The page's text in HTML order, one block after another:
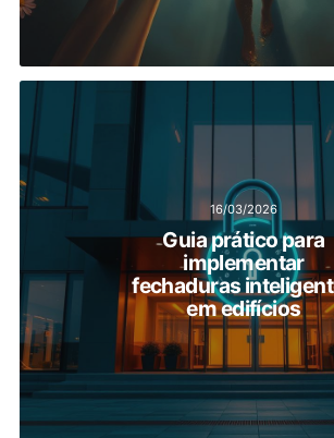
16/03/2026
Guia prático para
implementar
fechaduras
em edifícios